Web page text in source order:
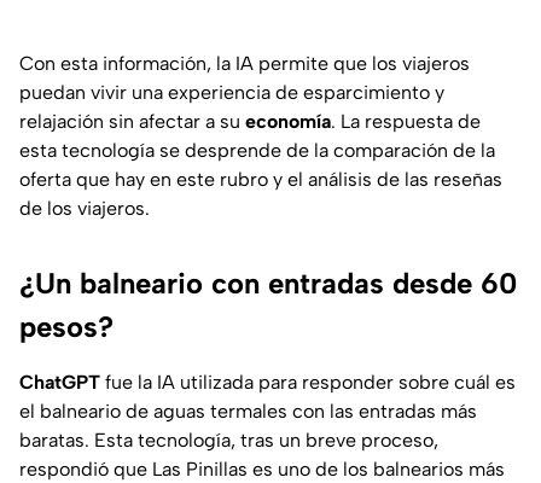
Con esta información, la IA permite que los viajeros
puedan vivir una experiencia de esparcimiento y
relajación sin afectar a su economía. La respuesta de
esta tecnología se desprende de la comparación de la
oferta que hay en este rubro y el análisis de las reseñas
de los viajeros.
¿Un balneario con entradas desde 60
pesos?
ChatGPT fue la IA utilizada para responder sobre cuál es
el balneario de aguas termales con las entradas más
baratas. Esta tecnología, tras un breve proceso,
respondió que Las Pinillas es uno de los balnearios más